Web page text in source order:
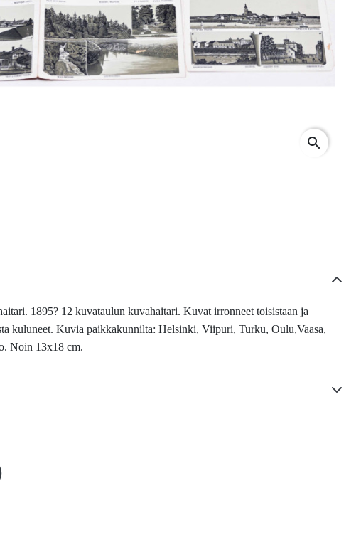
search
1895? 12 kuvataulun kuvahaitari. Kuvat irronneet toisistaan ja
kuluneet. Kuvia paikkakunnilta: Helsinki, Viipuri, Turku, Oulu,Vaasa,
Noin 13x18 cm.